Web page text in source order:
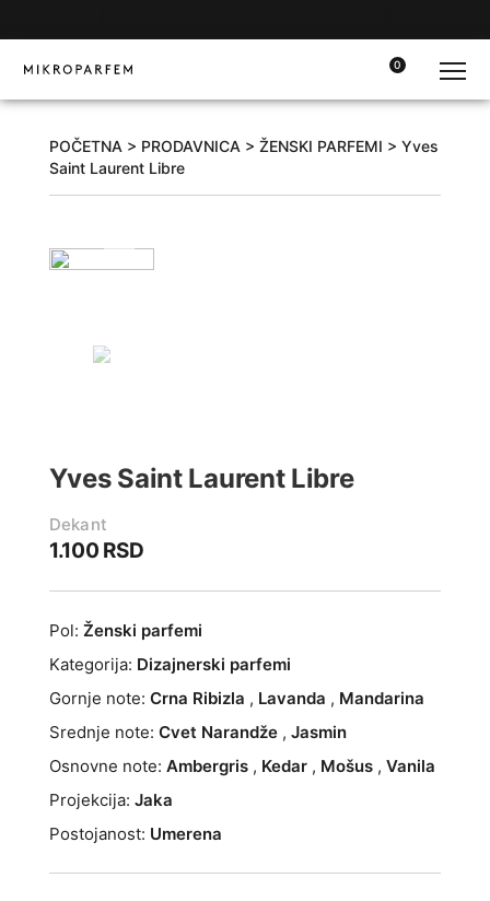
0
POČETNA > PRODAVNICA > ŽENSKI PARFEMI > Yves
Saint Laurent Libre
Yves Saint Laurent Libre
Dekant
1.100 RSD
Pol: Ženski parfemi
Kategorija: Dizajnerski parfemi
Gornje note: Crna Ribizla , Lavanda , Mandarina
Srednje note: Cvet Narandže , Jasmin
Osnovne note: Ambergris , Kedar , Mošus , Vanila
Projekcija: Jaka
Postojanost: Umerena